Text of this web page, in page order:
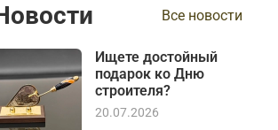
Все новости
Ищете достойный
подарок ко Дню
строителя?
20.07.2026